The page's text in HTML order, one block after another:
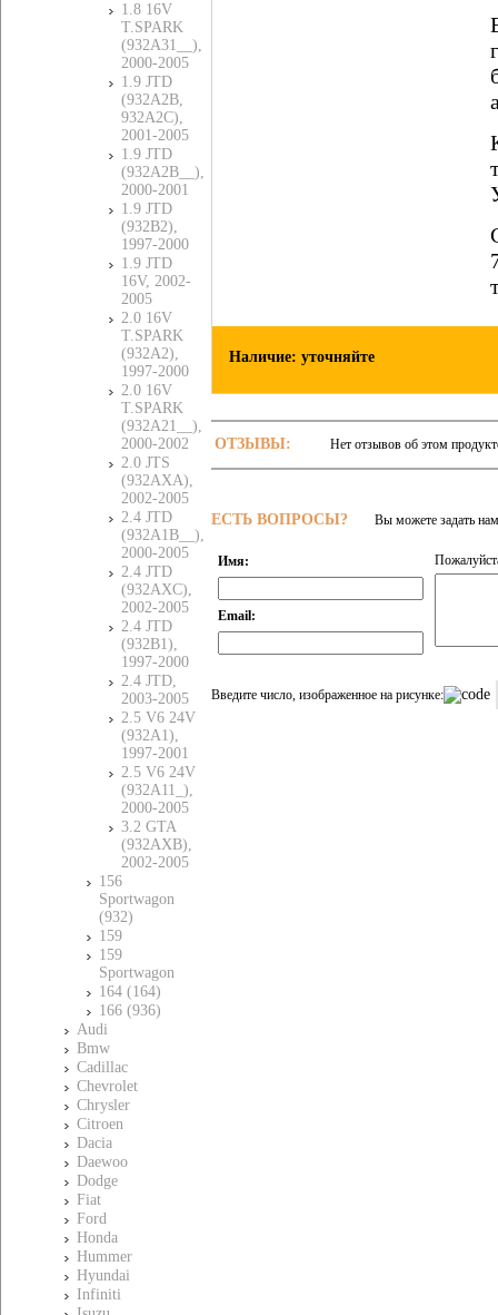
1.8 16V
T.SPARK
(932A31__),
2000-2005
1.9 JTD
(932A2B,
932A2C),
2001-2005
1.9 JTD
(932A2B__),
2000-2001
1.9 JTD
(932B2),
1997-2000
1.9 JTD
16V, 2002-
2005
2.0 16V
T.SPARK
(932A2),
1997-2000
2.0 16V
T.SPARK
(932A21__),
2000-2002
2.0 JTS
(932AXA),
2002-2005
2.4 JTD
(932A1B__),
2000-2005
2.4 JTD
(932AXC),
2002-2005
2.4 JTD
(932B1),
1997-2000
2.4 JTD,
2003-2005
2.5 V6 24V
(932A1),
1997-2001
2.5 V6 24V
(932A11_),
2000-2005
3.2 GTA
(932AXB),
2002-2005
156
Sportwagon
(932)
159
159
Sportwagon
164 (164)
166 (936)
Audi
Bmw
Cadillac
Chevrolet
Chrysler
Citroen
Dacia
Daewoo
Dodge
Fiat
Ford
Honda
Hummer
Hyundai
Infiniti
Наличие: уточняйте
ОТЗЫВЫ: Нет отзывов об этом
ЕСТЬ ВОПРОСЫ? Вы можете задать
Имя:
Email:
Введите число, изображенное на рисунке: